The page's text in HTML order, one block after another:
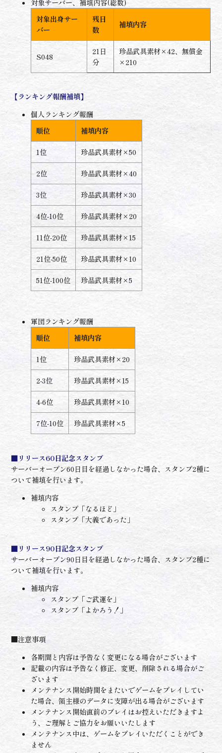
対象サーバー、補填内容(総数)
対象出身サー
バー
残日
数
補填内容
S048
21日
分
珍品武具素材×42、無償金
×210
【ランキング報酬補填】
個人ランキング報酬
順位
補填内容
1位 珍品武具素材×50
2位 珍品武具素材×40
3位 珍品武具素材×30
4位-10位 珍品武具素材×20
11位-20位 珍品武具素材×15
21位-50位 珍品武具素材×10
51位-100位 珍品武具素材×5
軍団ランキング報酬
順位
補填内容
1位 珍品武具素材×20
2-3位 珍品武具素材×15
4-6位 珍品武具素材×10
7位-10位 珍品武具素材×5
■リリース60日記念スタンプ
サーバーオープン60日目を経過しなかった場合、スタンプ2種に
ついて補填を行います。
補填内容
スタンプ「なるほど」
スタンプ「大義であった」
■リリース90日記念スタンプ
サーバーオープン90日目を経過しなかった場合、スタンプ2種に
ついて補填を行います。
補填内容
スタンプ「ご武運を」
スタンプ「よかろう！」
■注意事項
各期間と内容は予告なく変更になる場合がございます
記載の内容は予告なく修正、変更、削除される場合がご
ざいます
メンテナンス開始時間をまたいでゲームをプレイしてい
た場合、領主様のデータに支障が出る場合がございます
メンテナンス開始直前のプレイはお控えいただきますよ
う、ご理解とご協力をお願いいたします
メンテナンス中は、ゲームをプレイいただくことができ
ません